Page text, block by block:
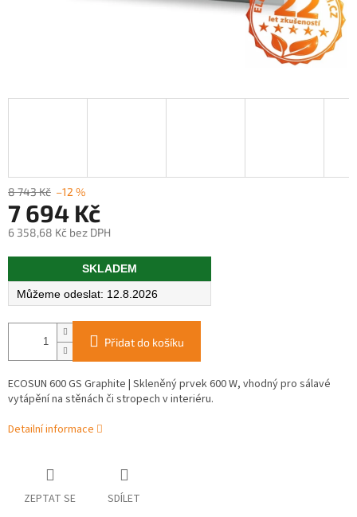
8 743 Kč –12 %
7 694 Kč
6 358,68 Kč bez DPH
Měrná
SKLADEM
12.8.2026
Přidat do košíku
ECOSUN 600 GS Graphite | Skleněný prvek 600 W, vhodný pro sálavé
vytápění na stěnách či stropech v interiéru.
Detailní informace
ZEPTAT SE SDÍLET